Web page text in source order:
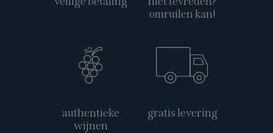
omruilen kan!
authentieke
wijnen
gratis levering